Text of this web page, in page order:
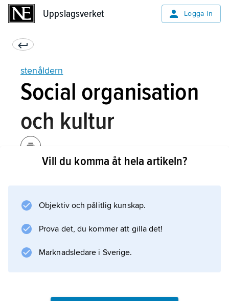
Uppslagsverket Logga in
stenåldern
Social organisation
och kultur
under denna mycket långa period. De
slutsatser som kan dras av ibland ofullständiga
eller enahanda fyndmaterial är i sin tur
forsknings- eller kultursyn. I försöken att bilda
Vill du komma åt hela artikeln?
Objektiv och pålitlig kunskap.
Prova det, du kommer att gilla det!
Marknadsledare i Sverige.